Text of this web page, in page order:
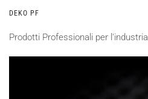
DEKO PF
Prodotti Professionali per l'industria